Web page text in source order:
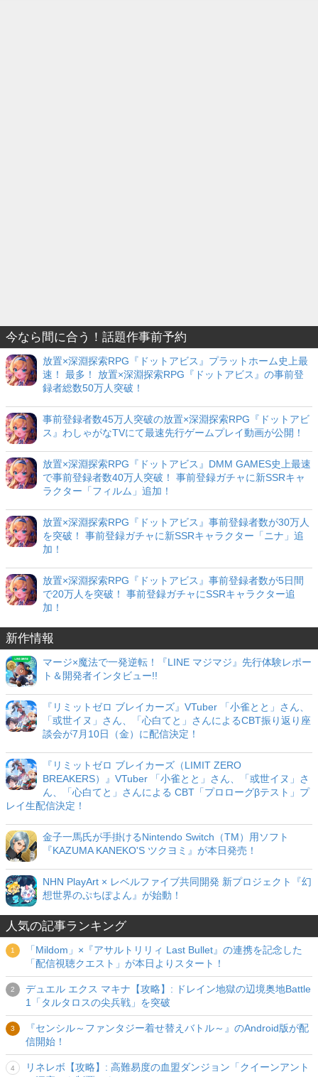
今なら間に合う！話題作事前予約
放置×深淵探索RPG『ドットアビス』プラットホーム史上最
速！ 最多！ 放置×深淵探索RPG『ドットアビス』の事前登
録者総数50万人突破！
事前登録者数45万人突破の放置×深淵探索RPG『ドットアビ
ス』わしゃがなTVにて最速先行ゲームプレイ動画が公開！
放置×深淵探索RPG『ドットアビス』DMM GAMES史上最速
で事前登録者数40万人突破！ 事前登録ガチャに新SSRキャ
ラクター「フィルム」追加！
放置×深淵探索RPG『ドットアビス』事前登録者数が30万人
を突破！ 事前登録ガチャに新SSRキャラクター「ニナ」追
加！
放置×深淵探索RPG『ドットアビス』事前登録者数が5日間
で20万人を突破！ 事前登録ガチャにSSRキャラクター追
加！
新作情報
マージ×魔法で一発逆転！『LINE マジマジ』先行体験レポー
ト＆開発者インタビュー!!
『リミットゼロ ブレイカーズ』VTuber 「小雀とと」さん、
「或世イヌ」さん、「心白てと」さんによるCBT振り返り座
談会が7月10日（金）に配信決定！
『リミットゼロ ブレイカーズ（LIMIT ZERO
BREAKERS）』VTuber 「小雀とと」さん、「或世イヌ」さ
ん、「心白てと」さんによる CBT「プロローグβテスト」プ
レイ生配信決定！
金子一馬氏が手掛けるNintendo Switch（TM）用ソフト
『KAZUMA KANEKO'S ツクヨミ』が本日発売！
NHN PlayArt × レベルファイブ共同開発 新プロジェクト『幻
想世界のぷちぽよん』が始動！
人気の記事ランキング
「Mildom」×『アサルトリリィ Last Bullet』の連携を記念した
「配信視聴クエスト」が本日よりスタート！
デュエル エクス マキナ【攻略】: ドレイン地獄の辺境奥地Battle
1「タルタロスの尖兵戦」を突破
『センシル～ファンタジー着せ替えバトル～』のAndroid版が配
信開始！
リネレボ【攻略】: 高難易度の血盟ダンジョン「クイーンアント